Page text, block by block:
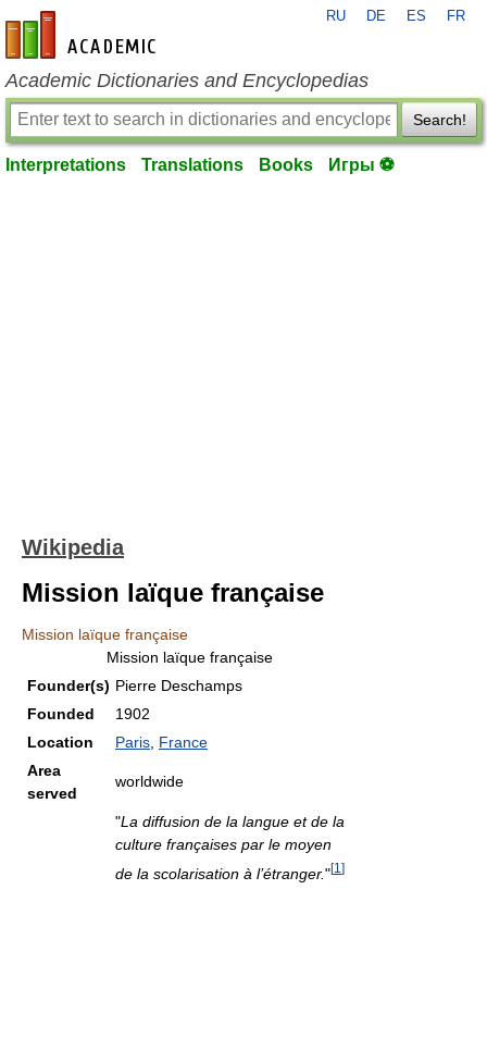
en-academic.com
RU DE ES FR
Academic Dictionaries and Encyclopedias
Search!
Interpretations Translations Books Игры ⚽
Wikipedia
Mission laïque française
Mission laïque française
Mission laïque française
Founder(s) Pierre Deschamps
Founded
1902
Location
Paris France
Area
served
worldwide
"La diffusion de la langue et de la
culture françaises par le moyen
de la scolarisation à l’étranger."[1 ]